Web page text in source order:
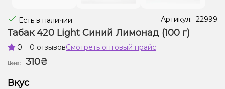
Есть в наличии Артикул: 22999
Табак 420 Light Синий Лимонад (100 г)
0 0 отзывовСмотреть оптовый прайс
Цена:
310₴
Вкус